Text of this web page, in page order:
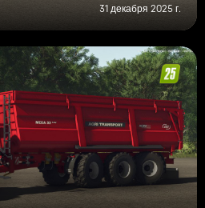
31 декабря 2025 г.